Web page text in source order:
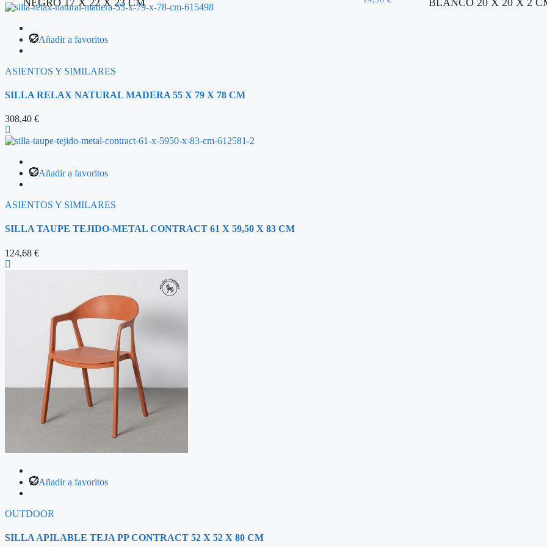
NEGRO 17 X 22 X 23 CM BLANCO 20 X 20 X 2
Añadir a favoritos
ASIENTOS Y SIMILARES
SILLA RELAX NATURAL MADERA 55 X 79 X 78 CM
308,40 €
Añadir a favoritos
ASIENTOS Y SIMILARES
SILLA TAUPE TEJIDO-METAL CONTRACT 61 X 59,50 X 83 CM
124,68 €
Añadir a favoritos
OUTDOOR
SILLA APILABLE TEJA PP CONTRACT 52 X 52 X 80 CM